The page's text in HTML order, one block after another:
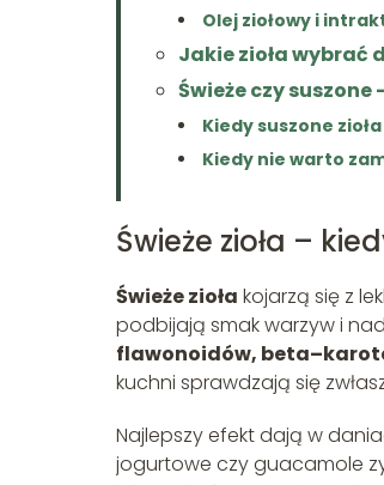
Olej ziołowy i
Jakie zioła wybrać
Świeże czy
Kiedy suszone
Kiedy nie warto
Świeże zioła –
Świeże zioła kojarzą się z
podbijają smak warzyw i
flawonoidów,
kuchni sprawdzają się
Najlepszy efekt dają w
jogurtowe czy guacamole